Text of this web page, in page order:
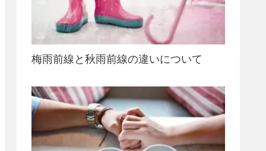
梅雨前線と秋雨前線の違いについて